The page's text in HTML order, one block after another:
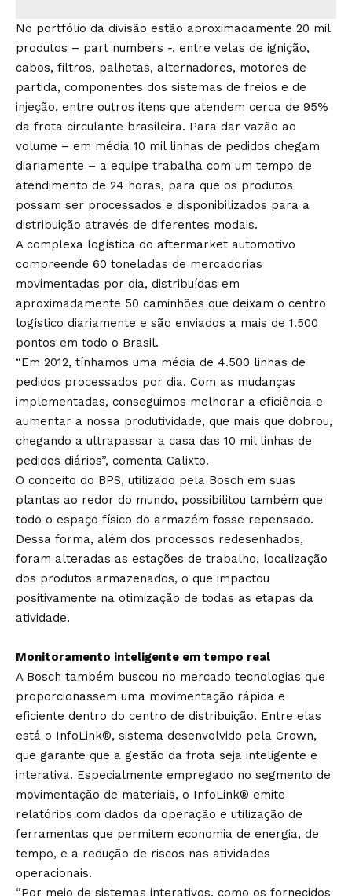
No portfólio da divisão estão aproximadamente 20 mil
produtos – part numbers -, entre velas de ignição,
cabos, filtros, palhetas, alternadores, motores de
partida, componentes dos sistemas de freios e de
injeção, entre outros itens que atendem cerca de 95%
da frota circulante brasileira. Para dar vazão ao
volume – em média 10 mil linhas de pedidos chegam
diariamente – a equipe trabalha com um tempo de
atendimento de 24 horas, para que os produtos
possam ser processados e disponibilizados para a
distribuição através de diferentes modais.
A complexa logística do aftermarket automotivo
compreende 60 toneladas de mercadorias
movimentadas por dia, distribuídas em
aproximadamente 50 caminhões que deixam o centro
logístico diariamente e são enviados a mais de 1.500
pontos em todo o Brasil.
“Em 2012, tínhamos uma média de 4.500 linhas de
pedidos processados por dia. Com as mudanças
implementadas, conseguimos melhorar a eficiência e
aumentar a nossa produtividade, que mais que dobrou,
chegando a ultrapassar a casa das 10 mil linhas de
pedidos diários”, comenta Calixto.
O conceito do BPS, utilizado pela Bosch em suas
plantas ao redor do mundo, possibilitou também que
todo o espaço físico do armazém fosse repensado.
Dessa forma, além dos processos redesenhados,
foram alteradas as estações de trabalho, localização
dos produtos armazenados, o que impactou
positivamente na otimização de todas as etapas da
atividade.
Monitoramento inteligente em tempo real
A Bosch também buscou no mercado tecnologias que
proporcionassem uma movimentação rápida e
eficiente dentro do centro de distribuição. Entre elas
está o InfoLink®, sistema desenvolvido pela Crown,
que garante que a gestão da frota seja inteligente e
interativa. Especialmente empregado no segmento de
movimentação de materiais, o InfoLink® emite
relatórios com dados da operação e utilização de
ferramentas que permitem economia de energia, de
tempo, e a redução de riscos nas atividades
operacionais.
“Por meio de sistemas interativos, como os fornecidos